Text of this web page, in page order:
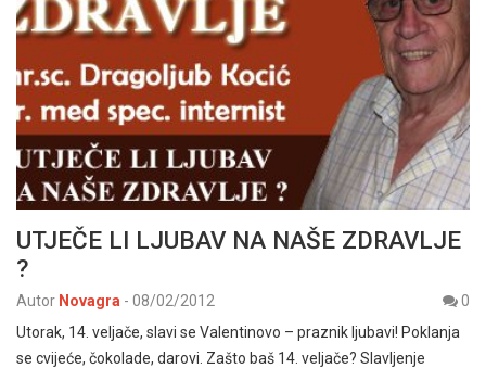
UTJEČE LI LJUBAV NA NAŠE ZDRAVLJE
?
Autor Novagra - 08/02/2012
0
Utorak, 14. veljače, slavi se Valentinovo – praznik ljubavi! Poklanja
se cvijeće, čokolade, darovi. Zašto baš 14. veljače? Slavljenje